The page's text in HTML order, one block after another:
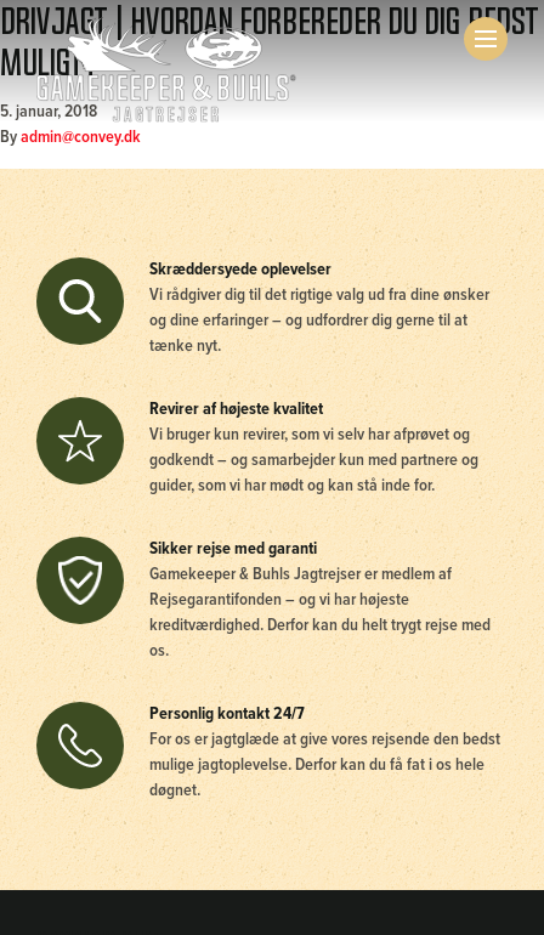
Drivjagt | Hvordan forbereder du dig bedst
muligt?
5. januar, 2018
Byadmin@convey.dk
Skræddersyede oplevelser
Vi rådgiver dig til det rigtige valg ud fra dine ønsker
og dine erfaringer – og udfordrer dig gerne til at
tænke nyt.
Revirer af højeste kvalitet
Vi bruger kun revirer, som vi selv har afprøvet og
godkendt – og samarbejder kun med partnere og
guider, som vi har mødt og kan stå inde for.
Sikker rejse med garanti
Gamekeeper & Buhls Jagtrejser er medlem af
Rejsegarantifonden – og vi har højeste
kreditværdighed. Derfor kan du helt trygt rejse med
os.
Personlig kontakt 24/7
For os er jagtglæde at give vores rejsende den bedst
mulige jagtoplevelse. Derfor kan du få fat i os hele
døgnet.